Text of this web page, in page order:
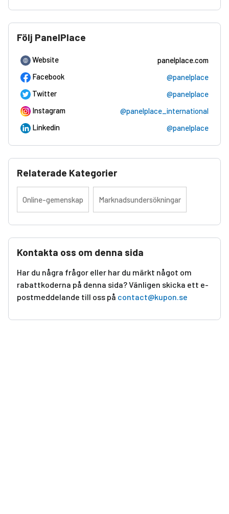
Följ PanelPlace
Website
panelplace.com
Facebook
@panelplace
Twitter
@panelplace
Instagram
@panelplace_international
Linkedin
@panelplace
Relaterade Kategorier
Online-gemenskap Marknadsundersökningar
Kontakta oss om denna sida
Har du några frågor eller har du märkt något om
rabattkoderna på denna sida? Vänligen skicka ett e-
postmeddelande till oss på contact@kupon.se